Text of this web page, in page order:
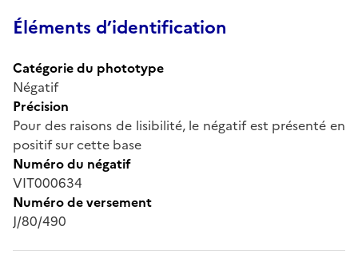
Éléments d’identification
Catégorie du phototype
Négatif
Précision
Pour des raisons de lisibilité, le négatif est présenté en
positif sur cette base
Numéro du négatif
VIT000634
Numéro de versement
J/80/490